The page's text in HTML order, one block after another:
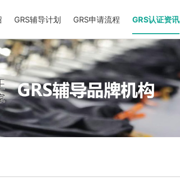
GRS辅导计划 GRS申请流程 GRS认证资讯